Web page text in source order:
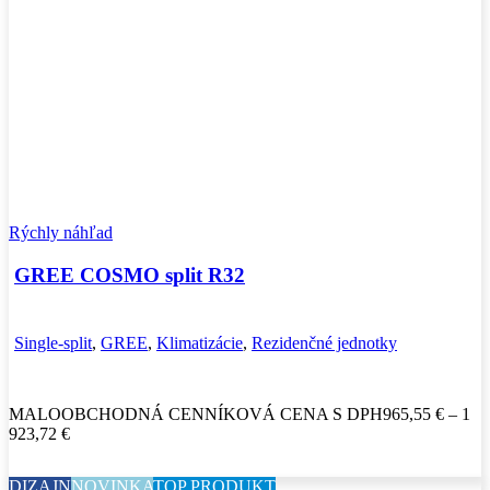
Rýchly náhľad
GREE COSMO split R32
Single-split, GREE, Klimatizácie, Rezidenčné jednotky
MALOOBCHODNÁ CENNÍKOVÁ CENA S DPH965,55 € – 1
923,72 €Price
DIZAJNNOVINKATOP PRODUKT